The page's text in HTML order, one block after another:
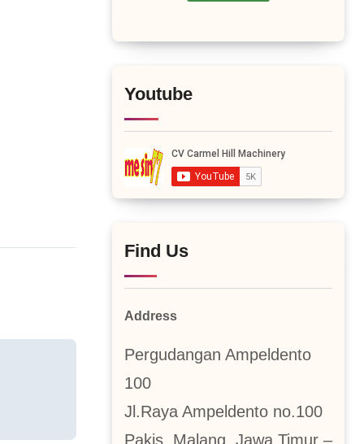
Youtube
Find Us
Address
Pergudangan Ampeldento
100
Jl.Raya Ampeldento no.100
Pakis, Malang, Jawa Timur –